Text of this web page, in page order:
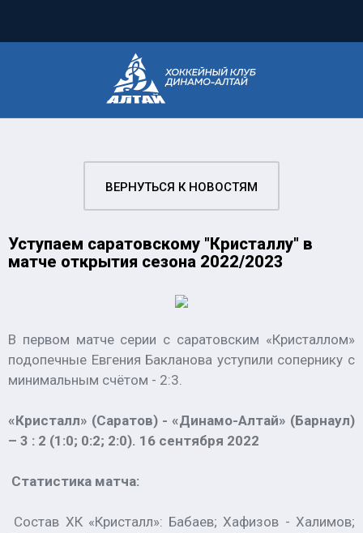
ВЕРНУТЬСЯ К НОВОСТЯМ
Уступаем саратовскому "Кристаллу" в
матче открытия сезона 2022/2023
В первом матче серии с саратовским «Кристаллом»
подопечные Евгения Бакланова уступили сопернику с
минимальным счётом - 2:3.
«Кристалл» (Саратов) - «Динамо-Алтай» (Барнаул)
– 3 : 2 (1:0; 0:2; 2:0). 16 сентября 2022
Статистика матча:
Состав ХК «Кристалл»: Бабаев; Хафизов - Халимов;